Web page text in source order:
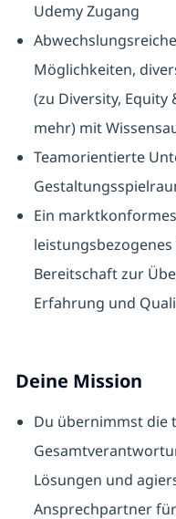
Udemy Zugang
Möglichkeiten,
(zu Diversity,
mehr) mit
Teamorientierte
Ein
leistungsbezogenes
Bereitschaft zur
Erfahrung und
Deine Mission
Du übernimmst die
Lösungen und
Ansprechpartner